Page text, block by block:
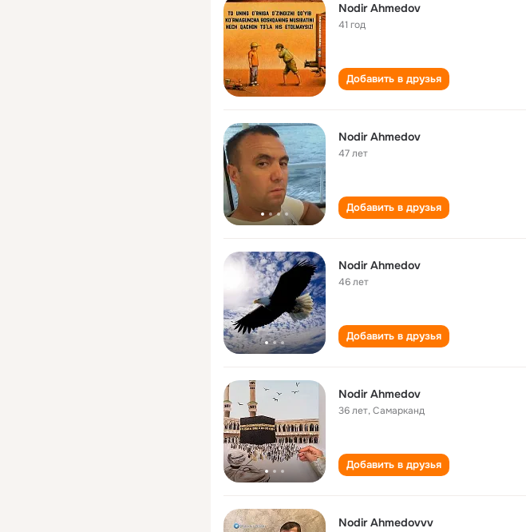
Nodir Ahmedov
41 год
Добавить в друзья
Nodir Ahmedov
47 лет
Добавить в друзья
Nodir Ahmedov
46 лет
Добавить в друзья
Nodir Ahmedov
36 лет,Самарканд
Добавить в друзья
Nodir Ahmedovvv